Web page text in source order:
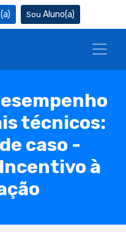
Aluno(a)
técnicos:
caso -
à